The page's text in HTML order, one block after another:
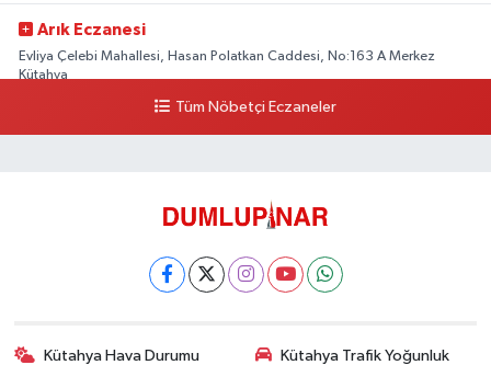
Arık Eczanesi
Evliya Çelebi Mahallesi, Hasan Polatkan Caddesi, No:163 A Merkez
Kütahya
Yol Tarifi Al
Tüm Nöbetçi Eczaneler
Kütahya Hava Durumu
Kütahya Trafik Yoğunluk